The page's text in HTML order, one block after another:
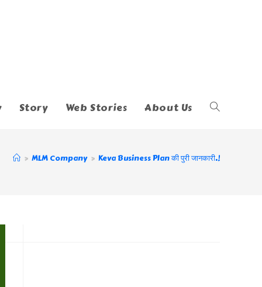
Story Web Stories About Us Toggle
> MLM Company > Keva Business Plan की पुरी जानकारी.!